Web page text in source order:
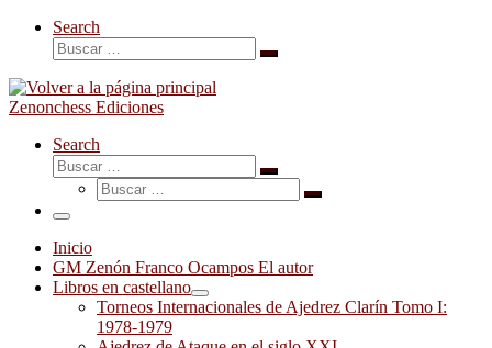
Search
Buscar
Buscar
Zenonchess Ediciones
Search
Buscar
Buscar
Buscar
Buscar
Menú
Inicio
GM Zenón Franco Ocampos El autor
Libros en castellano
Torneos Internacionales de Ajedrez Clarín Tomo I:
1978-1979